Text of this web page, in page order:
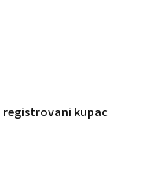
registrovani kupac